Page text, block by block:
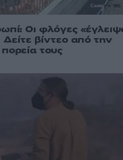
Οι φλόγες
βίντεο από την
τους